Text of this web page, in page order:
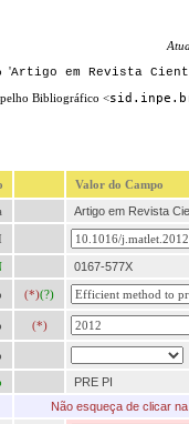
'Artigo em Revista
Bibliográfico <
Valor do Campo
Artigo em Revista
0167-577X
(*)(?)
(*)
PRE PI
Não esqueça de clicar